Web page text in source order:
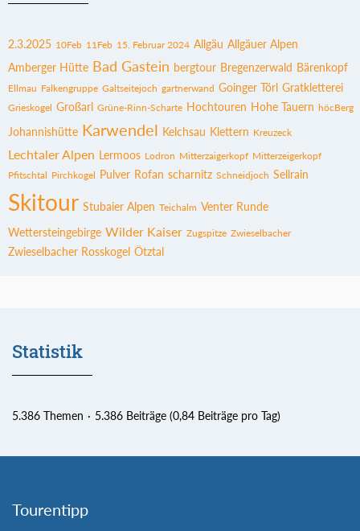
2.3.2025 10Feb 11Feb 15. Februar 2024 Allgäu Allgäuer Alpen
Amberger Hütte Bad Gastein bergtour Bregenzerwald Bärenkopf
Ellmau Falkengruppe Galtseitejoch gartnerwand Goinger Törl Gratkletterei
Grieskogel Großarl Grüne-Rinn-Scharte Hochtouren Hohe Tauern höcBerg
Johannishütte Karwendel Kelchsau Klettern Kreuzeck
Lechtaler Alpen Lermoos Lodron Mitterzaigerkopf Mitterzeigerkopf
Pfitschtal Pirchkogel Pulver Rofan scharnitz Schneidjoch Sellrain
Skitour Stubaier Alpen Teichalm Venter Runde
Wettersteingebirge Wilder Kaiser Zugspitze Zwieselbacher
Zwieselbacher Rosskogel Ötztal
Statistik
5.386 Themen 5.386 Beiträge (0,84 Beiträge pro Tag)
Tourentipp